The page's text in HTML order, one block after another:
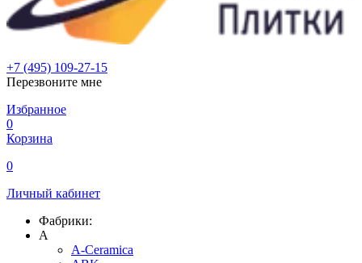
+7 (495) 109-27-15
Перезвоните мне
Избранное
0
Корзина
0
Личный кабинет
Фабрики:
A
A-Ceramica